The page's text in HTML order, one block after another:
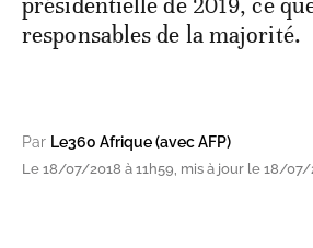
présidentielle de 2019, ce
responsables de la majorité.
Par Le360 Afrique (avec AFP)
Le 18/07/2018 à 11h59, mis à jour le 18/07/